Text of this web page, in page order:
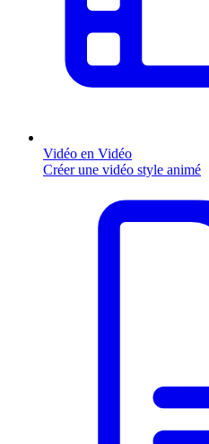
Vidéo en Vidéo
Créer une vidéo style animé